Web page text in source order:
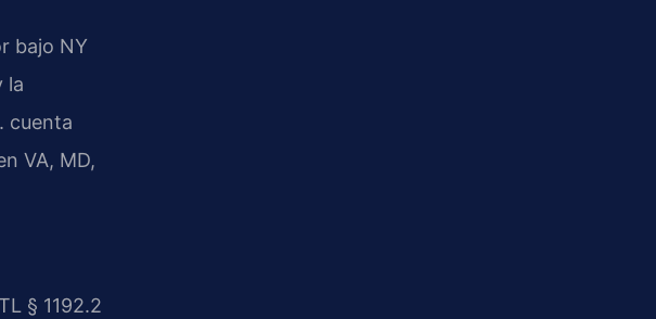
bajo NY
la
cuenta
VA, MD,
§ 1192.2